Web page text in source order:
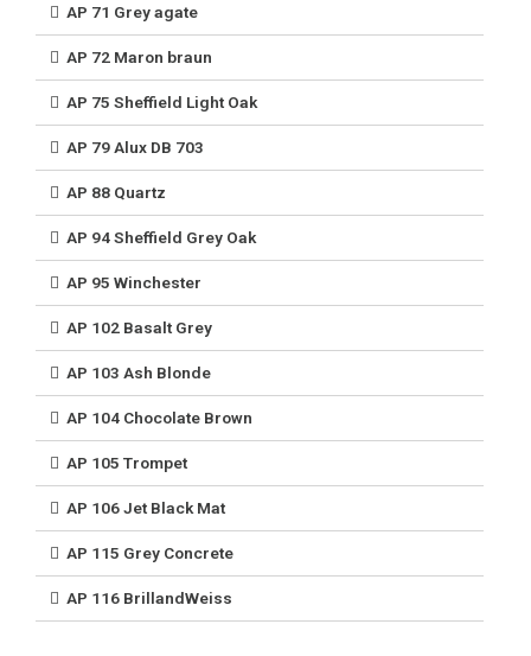
AP 71 Grey agate
AP 72 Maron braun
AP 75 Sheffield Light Oak
AP 79 Alux DB 703
AP 88 Quartz
AP 94 Sheffield Grey Oak
AP 95 Winchester
AP 102 Basalt Grey
AP 103 Ash Blonde
AP 104 Chocolate Brown
AP 105 Trompet
AP 106 Jet Black Mat
AP 115 Grey Concrete
AP 116 BrillandWeiss